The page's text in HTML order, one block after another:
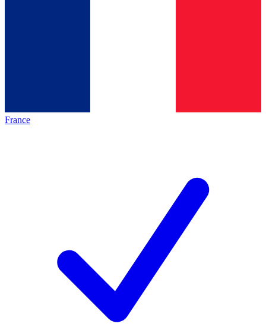
France